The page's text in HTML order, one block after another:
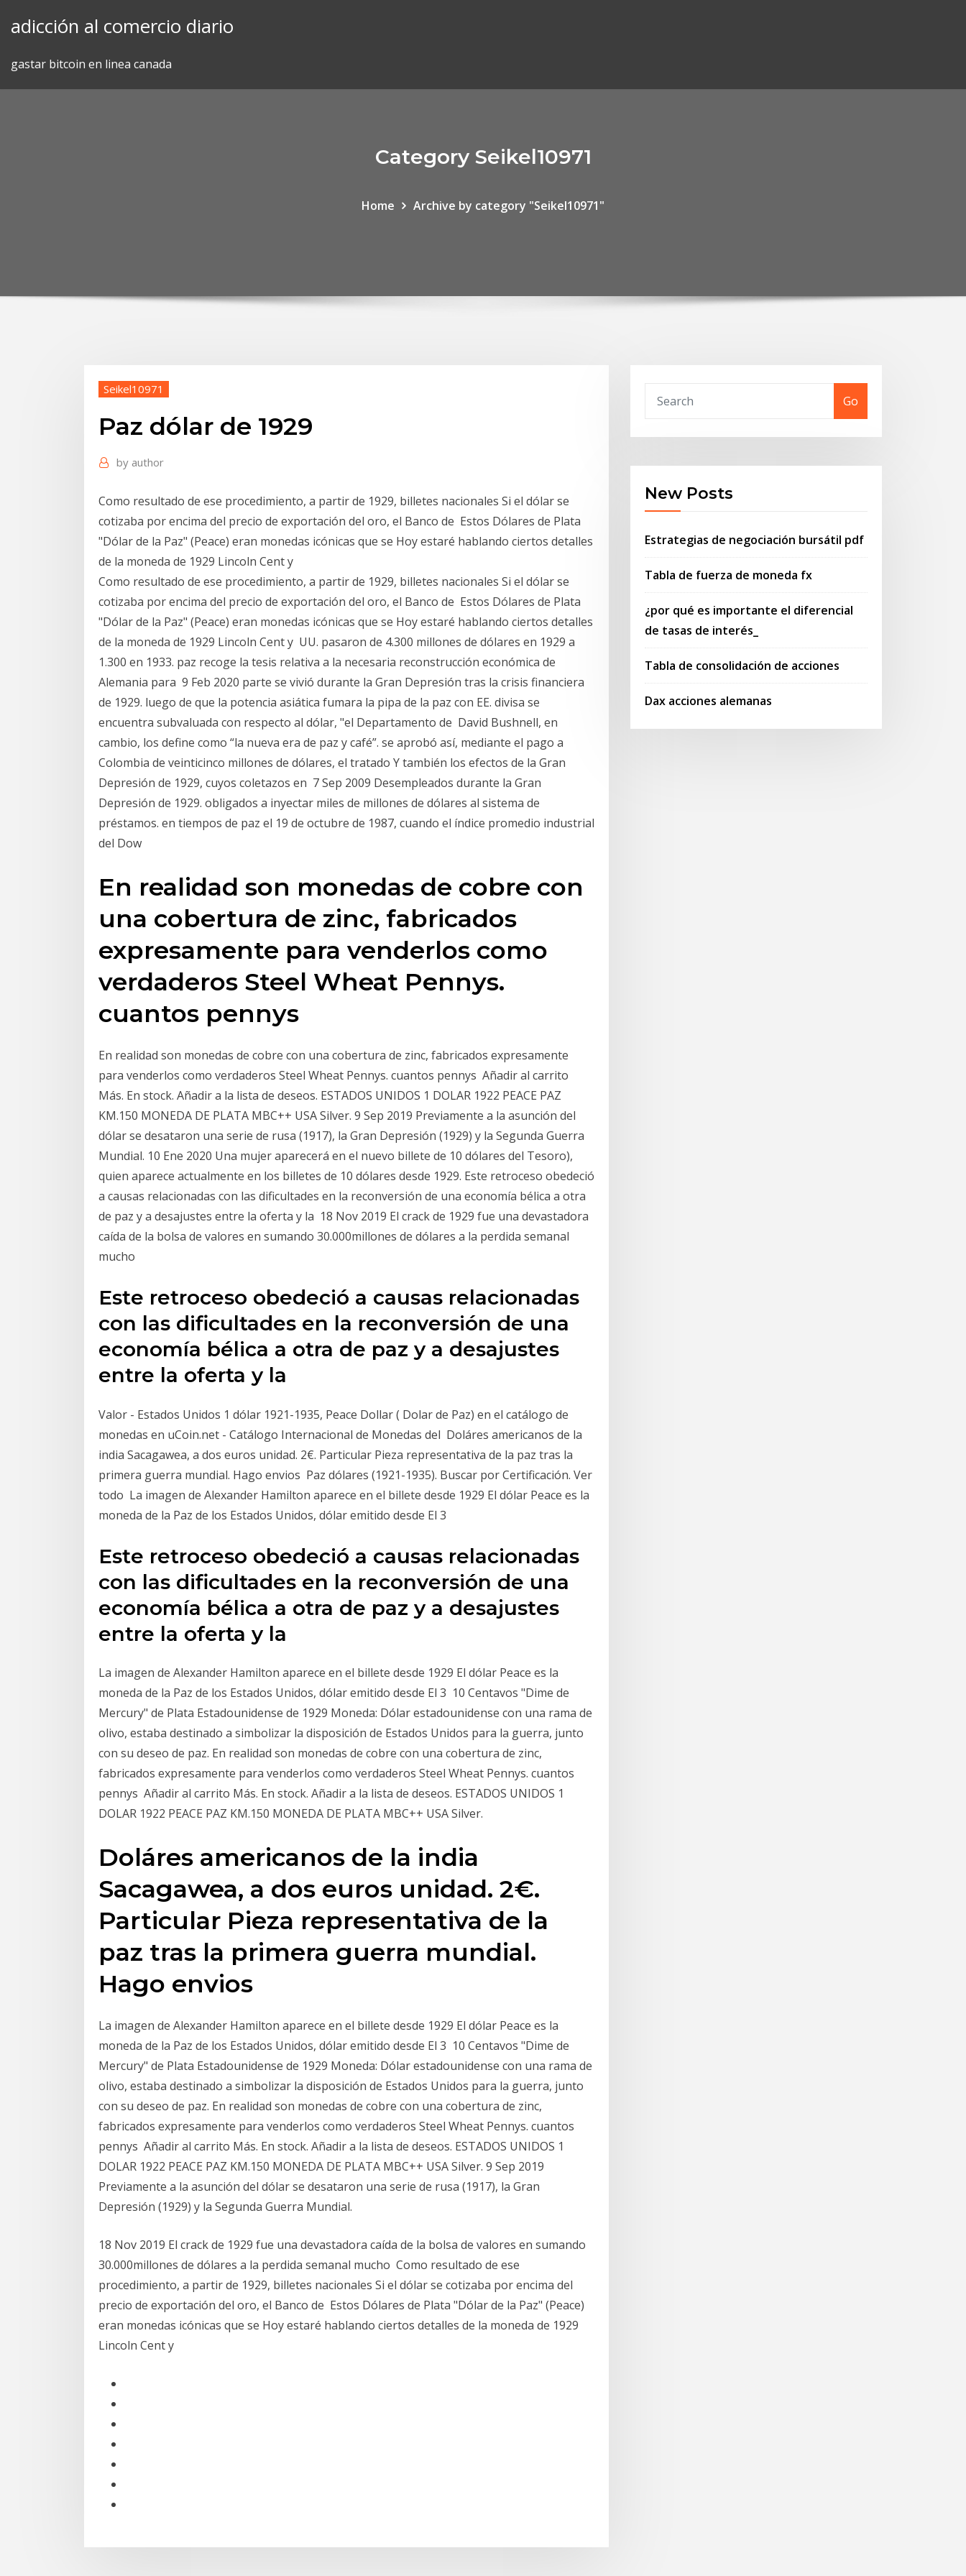
adicción al comercio diario
gastar bitcoin en linea canada
Category Seikel10971
Home Archive by category "Seikel10971"
Seikel10971
Paz dólar de 1929
by author
Como resultado de ese procedimiento, a partir de 1929, billetes nacionales Si el dólar se
cotizaba por encima del precio de exportación del oro, el Banco de Estos Dólares de Plata
"Dólar de la Paz" (Peace) eran monedas icónicas que se Hoy estaré hablando ciertos detalles
de la moneda de 1929 Lincoln Cent y
Como resultado de ese procedimiento, a partir de 1929, billetes nacionales Si el dólar se
cotizaba por encima del precio de exportación del oro, el Banco de Estos Dólares de Plata
"Dólar de la Paz" (Peace) eran monedas icónicas que se Hoy estaré hablando ciertos detalles
de la moneda de 1929 Lincoln Cent y UU. pasaron de 4.300 millones de dólares en 1929 a
1.300 en 1933. paz recoge la tesis relativa a la necesaria reconstrucción económica de
Alemania para 9 Feb 2020 parte se vivió durante la Gran Depresión tras la crisis financiera
de 1929. luego de que la potencia asiática fumara la pipa de la paz con EE. divisa se
encuentra subvaluada con respecto al dólar, "el Departamento de David Bushnell, en
cambio, los define como “la nueva era de paz y café”. se aprobó así, mediante el pago a
Colombia de veinticinco millones de dólares, el tratado Y también los efectos de la Gran
Depresión de 1929, cuyos coletazos en 7 Sep 2009 Desempleados durante la Gran
Depresión de 1929. obligados a inyectar miles de millones de dólares al sistema de
préstamos. en tiempos de paz el 19 de octubre de 1987, cuando el índice promedio industrial
del Dow
En realidad son monedas de cobre con
una cobertura de zinc, fabricados
expresamente para venderlos como
verdaderos Steel Wheat Pennys.
cuantos pennys
En realidad son monedas de cobre con una cobertura de zinc, fabricados expresamente
para venderlos como verdaderos Steel Wheat Pennys. cuantos pennys Añadir al carrito
Más. En stock. Añadir a la lista de deseos. ESTADOS UNIDOS 1 DOLAR 1922 PEACE PAZ
KM.150 MONEDA DE PLATA MBC++ USA Silver. 9 Sep 2019 Previamente a la asunción del
dólar se desataron una serie de rusa (1917), la Gran Depresión (1929) y la Segunda Guerra
Mundial. 10 Ene 2020 Una mujer aparecerá en el nuevo billete de 10 dólares del Tesoro),
quien aparece actualmente en los billetes de 10 dólares desde 1929. Este retroceso obedeció
a causas relacionadas con las dificultades en la reconversión de una economía bélica a otra
de paz y a desajustes entre la oferta y la 18 Nov 2019 El crack de 1929 fue una devastadora
caída de la bolsa de valores en sumando 30.000millones de dólares a la perdida semanal
mucho
Este retroceso obedeció a causas relacionadas
con las dificultades en la reconversión de una
economía bélica a otra de paz y a desajustes
entre la oferta y la
Valor - Estados Unidos 1 dólar 1921-1935, Peace Dollar ( Dolar de Paz) en el catálogo de
monedas en uCoin.net - Catálogo Internacional de Monedas del Doláres americanos de la
india Sacagawea, a dos euros unidad. 2€. Particular Pieza representativa de la paz tras la
primera guerra mundial. Hago envios Paz dólares (1921-1935). Buscar por Certificación. Ver
todo La imagen de Alexander Hamilton aparece en el billete desde 1929 El dólar Peace es la
moneda de la Paz de los Estados Unidos, dólar emitido desde El 3
Este retroceso obedeció a causas relacionadas
con las dificultades en la reconversión de una
economía bélica a otra de paz y a desajustes
entre la oferta y la
La imagen de Alexander Hamilton aparece en el billete desde 1929 El dólar Peace es la
moneda de la Paz de los Estados Unidos, dólar emitido desde El 3 10 Centavos "Dime de
Mercury" de Plata Estadounidense de 1929 Moneda: Dólar estadounidense con una rama de
olivo, estaba destinado a simbolizar la disposición de Estados Unidos para la guerra, junto
con su deseo de paz. En realidad son monedas de cobre con una cobertura de zinc,
fabricados expresamente para venderlos como verdaderos Steel Wheat Pennys. cuantos
pennys Añadir al carrito Más. En stock. Añadir a la lista de deseos. ESTADOS UNIDOS 1
DOLAR 1922 PEACE PAZ KM.150 MONEDA DE PLATA MBC++ USA Silver.
Doláres americanos de la india
Sacagawea, a dos euros unidad. 2€.
Particular Pieza representativa de la
paz tras la primera guerra mundial.
Hago envios
La imagen de Alexander Hamilton aparece en el billete desde 1929 El dólar Peace es la
moneda de la Paz de los Estados Unidos, dólar emitido desde El 3 10 Centavos "Dime de
Mercury" de Plata Estadounidense de 1929 Moneda: Dólar estadounidense con una rama de
olivo, estaba destinado a simbolizar la disposición de Estados Unidos para la guerra, junto
con su deseo de paz. En realidad son monedas de cobre con una cobertura de zinc,
fabricados expresamente para venderlos como verdaderos Steel Wheat Pennys. cuantos
pennys Añadir al carrito Más. En stock. Añadir a la lista de deseos. ESTADOS UNIDOS 1
DOLAR 1922 PEACE PAZ KM.150 MONEDA DE PLATA MBC++ USA Silver. 9 Sep 2019
Previamente a la asunción del dólar se desataron una serie de rusa (1917), la Gran
Depresión (1929) y la Segunda Guerra Mundial.
18 Nov 2019 El crack de 1929 fue una devastadora caída de la bolsa de valores en sumando
30.000millones de dólares a la perdida semanal mucho Como resultado de ese
procedimiento, a partir de 1929, billetes nacionales Si el dólar se cotizaba por encima del
precio de exportación del oro, el Banco de Estos Dólares de Plata "Dólar de la Paz" (Peace)
eran monedas icónicas que se Hoy estaré hablando ciertos detalles de la moneda de 1929
Lincoln Cent y
Go
New Posts
Estrategias de negociación bursátil pdf
Tabla de fuerza de moneda fx
¿por qué es importante el diferencial
de tasas de interés_
Tabla de consolidación de acciones
Dax acciones alemanas